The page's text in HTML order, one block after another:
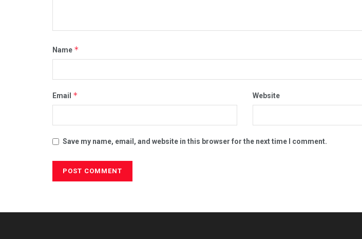
Name *
Email * Website
Save my name, email, and website in this browser for the next time I comment.